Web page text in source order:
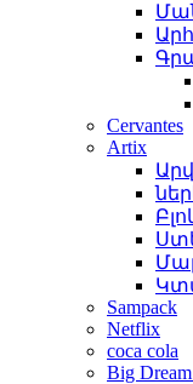
Cervantes
Artix
Sampack
Netflix
coca cola
Big